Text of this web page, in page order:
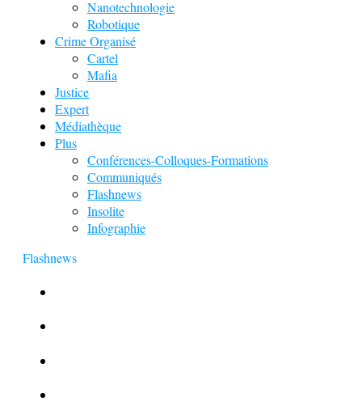
Nanotechnologie
Robotique
Crime Organisé
Cartel
Mafia
Justice
Expert
Médiathèque
Plus
Conférences-Colloques-Formations
Communiqués
Flashnews
Insolite
Infographie
Flashnews